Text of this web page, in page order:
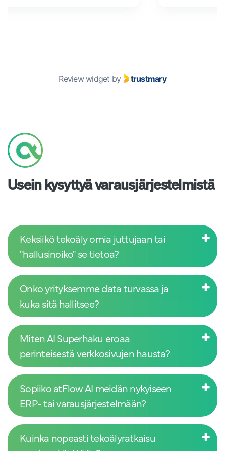
Review widget by trustmary
Usein kysyttyä varausjärjestelmistä
Keksiikö tekoäly omia juttujaan tai
"hallusinoiko" se tietoa?
Onko yrityksemme data turvassa ja
kuka sitä hallitsee?
Miten AI Superhaku eroaa
perinteisestä verkkosivujen hausta?
Sopiiko atFlow AI meidän nykyiseen
ERP- tai varausjärjestelmään?
Kuinka nopeasti tekoälyratkaisu